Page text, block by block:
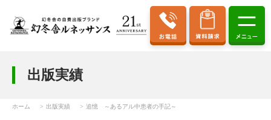
出版実績
ホーム 出版実績 追憶 ～あるアル中患者の手記～